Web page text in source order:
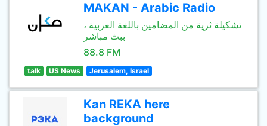
MAKAN - Arabic Radio
تشكيلة ثرية من المضامين باللغة العربية ،
ببث مباشر
88.8 FM
talk US News Jerusalem, Israel
Kan REKA here
background